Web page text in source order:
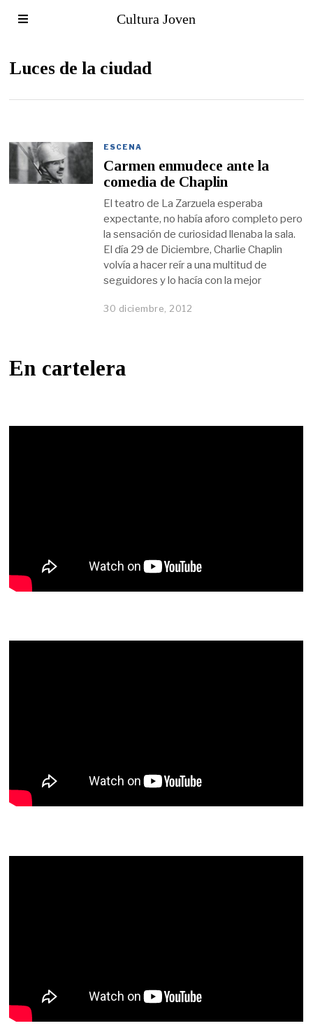
Cultura Joven
Luces de la ciudad
ESCENA
Carmen enmudece ante la
comedia de Chaplin
El teatro de La Zarzuela esperaba
expectante, no había aforo completo pero
la sensación de curiosidad llenaba la sala.
El día 29 de Diciembre, Charlie Chaplin
volvía a hacer reír a una multitud de
seguidores y lo hacía con la mejor
30 diciembre, 2012
En cartelera